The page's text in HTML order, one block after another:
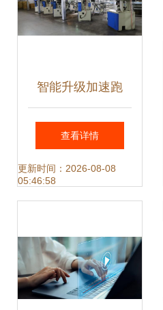
智能升级加速跑
2020年临安区首批
52个工厂物联网项
查看详情
更新时间：2026-08-08
05:46:58